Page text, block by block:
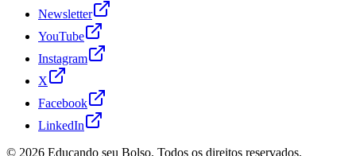
Newsletter
YouTube
Instagram
X
Facebook
LinkedIn
© 2026 Educando seu Bolso. Todos os direitos reservados.